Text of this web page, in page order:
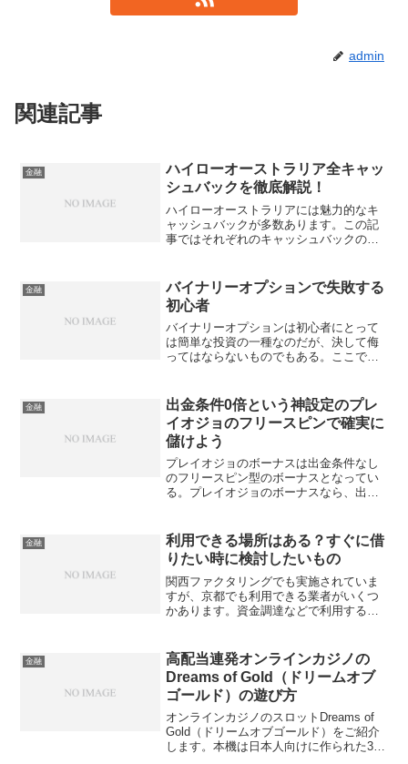
admin
関連記事
金融
ハイローオーストラリア全キャッ
シュバックを徹底解説！
ハイローオーストラリアには魅力的なキ
ャッシュバックが多数あります。この記
事ではそれぞれのキャッシュバックの特
握しておきましょう。
金融
バイナリーオプションで失敗する
初心者
バイナリーオプションは初心者にとって
は簡単な投資の一種なのだが、決して侮
ってはならないものでもある。ここでは
始める前に確認しておいてほしい。
金融
出金条件0倍という神設定のプレ
イオジョのフリースピンで確実に
儲けよう
プレイオジョのボーナスは出金条件なし
のフリースピン型のボーナスとなってい
る。プレイオジョのボーナスなら、出金
め、ほかのオンカジより簡単に儲けられ
る。プレイオジョのフリースピンを受け
取って確実な勝利金をゲットしよう。
金融
利用できる場所はある？すぐに借
りたい時に検討したいもの
関西ファクタリングでも実施されていま
すが、京都でも利用できる業者がいくつ
かあります。資金調達などで利用する際
す。手続きの時間等も踏まえた上で、利
用する業者を選ぶといいでしょう。
金融
高配当連発オンラインカジノの
Dreams of Gold（ドリームオブ
ゴールド）の遊び方
オンラインカジノのスロットDreams of
Gold（ドリームオブゴールド）をご紹介
します。本機は日本人向けに作られた3×3